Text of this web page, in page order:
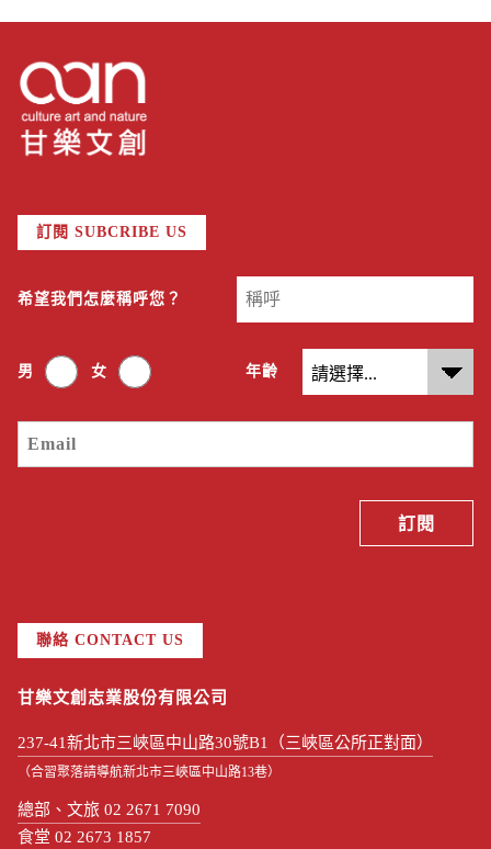
訂閱 SUBCRIBE US
希望我們怎麼稱呼您？
男 女 年齡
聯絡 CONTACT US
甘樂文創志業股份有限公司
237-41新北市三峽區中山路30號B1（三峽區公所正對面）
（合習聚落請導航新北市三峽區中山路13巷）
總部、文旅 02 2671 7090
食堂 02 2673 1857